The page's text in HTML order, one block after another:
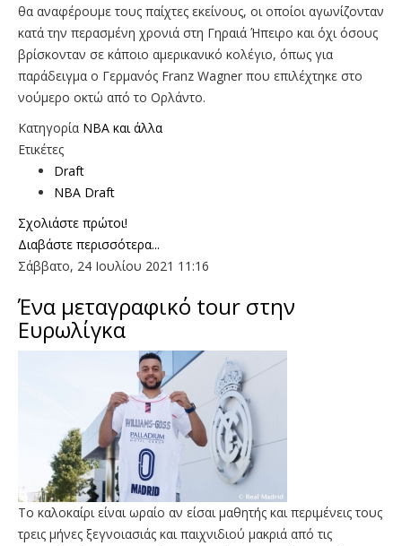
θα αναφέρουμε τους παίχτες εκείνους, οι οποίοι αγωνίζονταν
κατά την περασμένη χρονιά στη Γηραιά Ήπειρο και όχι όσους
βρίσκονταν σε κάποιο αμερικανικό κολέγιο, όπως για
παράδειγμα ο Γερμανός Franz Wagner που επιλέχτηκε στο
νούμερο οκτώ από το Ορλάντο.
Κατηγορία NBA και άλλα
Ετικέτες
Draft
NBA Draft
Σχολιάστε πρώτοι!
Διαβάστε περισσότερα...
Σάββατο, 24 Ιουλίου 2021 11:16
Ένα μεταγραφικό tour στην
Ευρωλίγκα
Το καλοκαίρι είναι ωραίο αν είσαι μαθητής και περιμένεις τους
τρεις μήνες ξεγνοιασιάς και παιχνιδιού μακριά από τις